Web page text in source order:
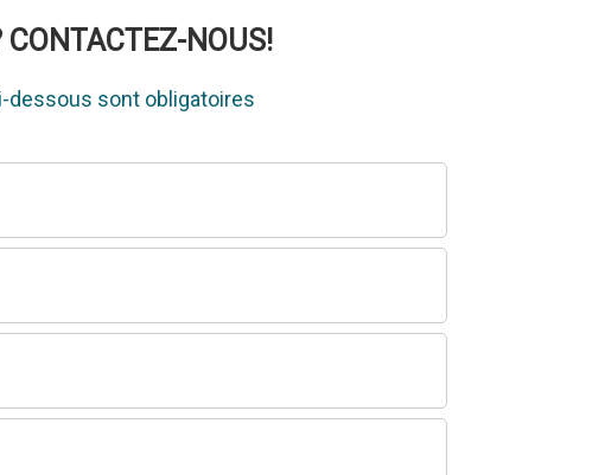
CONTACTEZ-NOUS!
dessous sont obligatoires